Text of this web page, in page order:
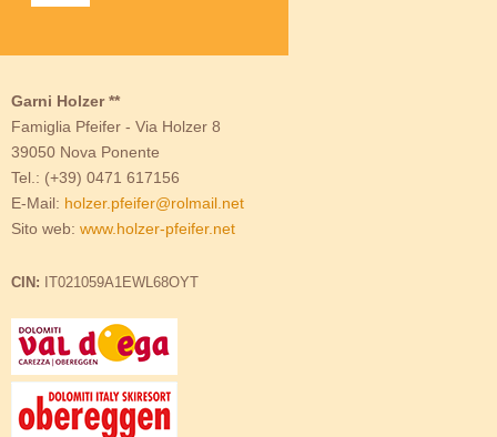
Garni Holzer **
Famiglia Pfeifer - Via Holzer 8
39050 Nova Ponente
Tel.: (+39) 0471 617156
E-Mail: holzer.pfeifer@rolmail.net
Sito web: www.holzer-pfeifer.net
CIN: IT021059A1EWL68OYT